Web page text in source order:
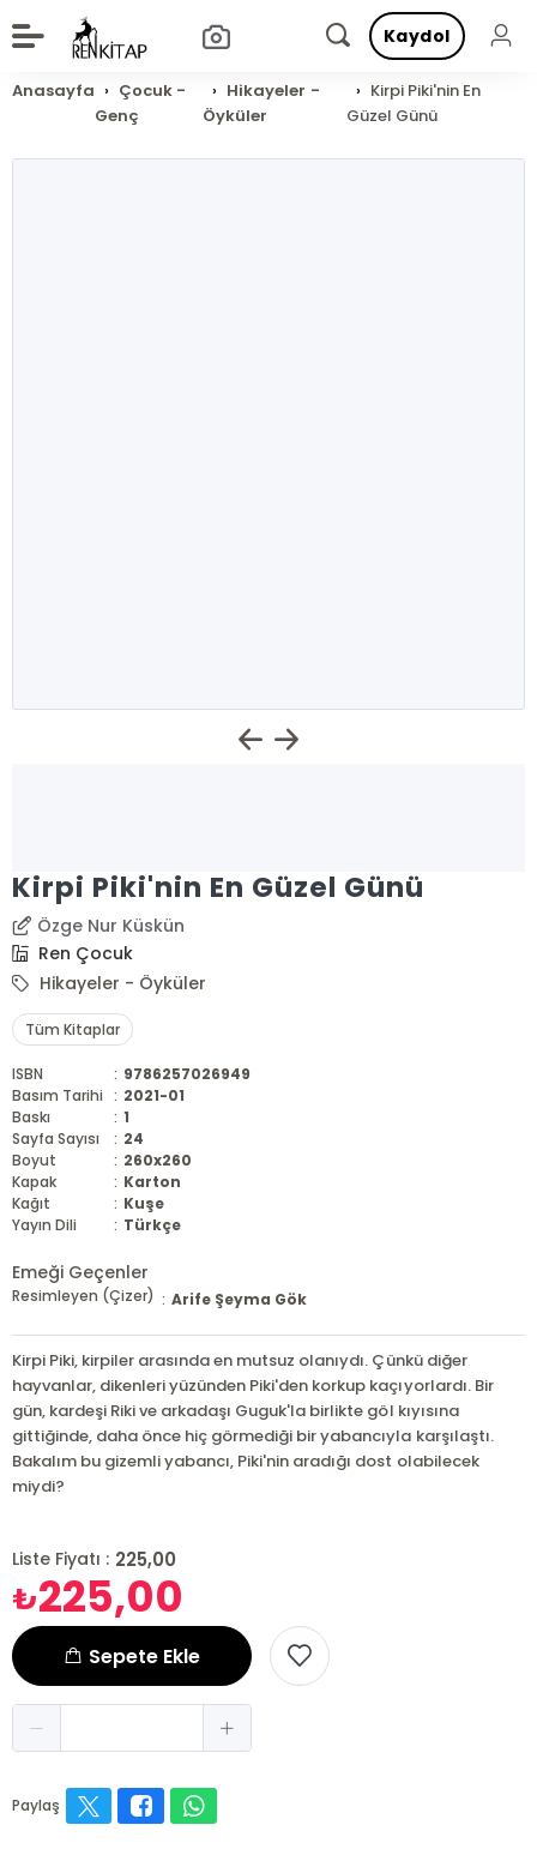
Kaydol
Anasayfa
Çocuk -
Genç
Hikayeler -
Öyküler
Kirpi Piki'nin En
Güzel Günü
Kirpi Piki'nin En Güzel Günü
Özge Nur Küskün
Ren Çocuk
Hikayeler - Öyküler
Tüm Kitaplar
ISBN : 9786257026949
Basım Tarihi : 2021-01
Baskı
: 1
Sayfa Sayısı
: 24
Boyut
: 260x260
Kapak
: Karton
Kağıt
: Kuşe
Yayın Dili
: Türkçe
Emeği Geçenler
Resimleyen (Çizer) : Arife Şeyma Gök
Kirpi Piki, kirpiler arasında en mutsuz olanıydı. Çünkü diğer
hayvanlar, dikenleri yüzünden Piki'den korkup kaçıyorlardı. Bir
gün, kardeşi Riki ve arkadaşı Guguk'la birlikte göl kıyısına
gittiğinde, daha önce hiç görmediği bir yabancıyla karşılaştı.
Bakalım bu gizemli yabancı, Piki'nin aradığı dost olabilecek
miydi?
Liste Fiyatı : 225,00
₺225,00
Sepete Ekle
Paylaş